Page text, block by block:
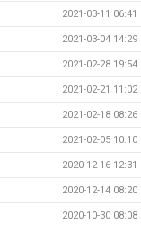
2021-03-11 06:41
2021-03-04 14:29
2021-02-28 19:54
2021-02-21 11:02
2021-02-18 08:26
2021-02-05 10:10
2020-12-16 12:31
2020-12-14 08:20
2020-10-30 08:08